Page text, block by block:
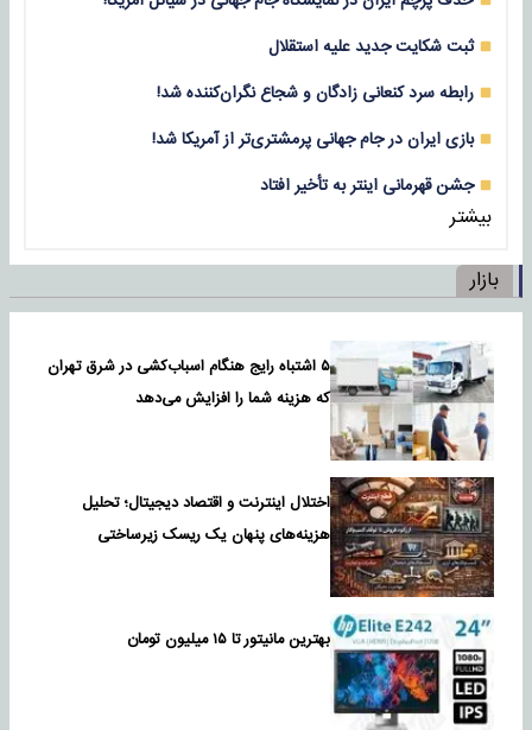
ثبت شکایت جدید علیه استقلال
رابطه سرد کنعانی زادگان و شجاع نگران‌کننده شد!
بازی‌ ایران در جام جهانی پرمشتری‌تر از آمریکا شد!
جشن قهرمانی اینتر به تأخیر افتاد
بیشتر
بازار
۵ اشتباه رایج هنگام اسباب‌کشی در شرق تهران
که هزینه شما را افزایش می‌دهد
اختلال اینترنت و اقتصاد دیجیتال؛ تحلیل
هزینه‌های پنهان یک ریسک زیرساختی
بهترین مانیتور تا ۱۵ میلیون تومان